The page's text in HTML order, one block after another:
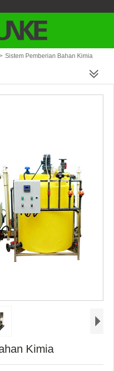
Sistem Pemberian Bahan Kimia
Kimia